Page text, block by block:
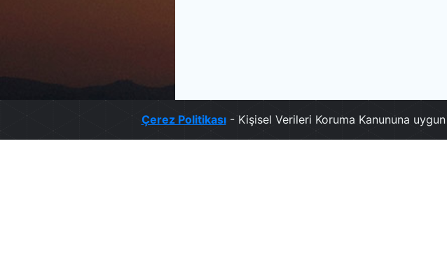
Çerez Politikası- Kişisel Verileri Koruma Kanununa